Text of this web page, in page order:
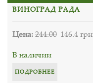
ВИНОГРАД РАДА
Цена:244.00 146.4 грн
В наличии
ПОДРОБНЕЕ